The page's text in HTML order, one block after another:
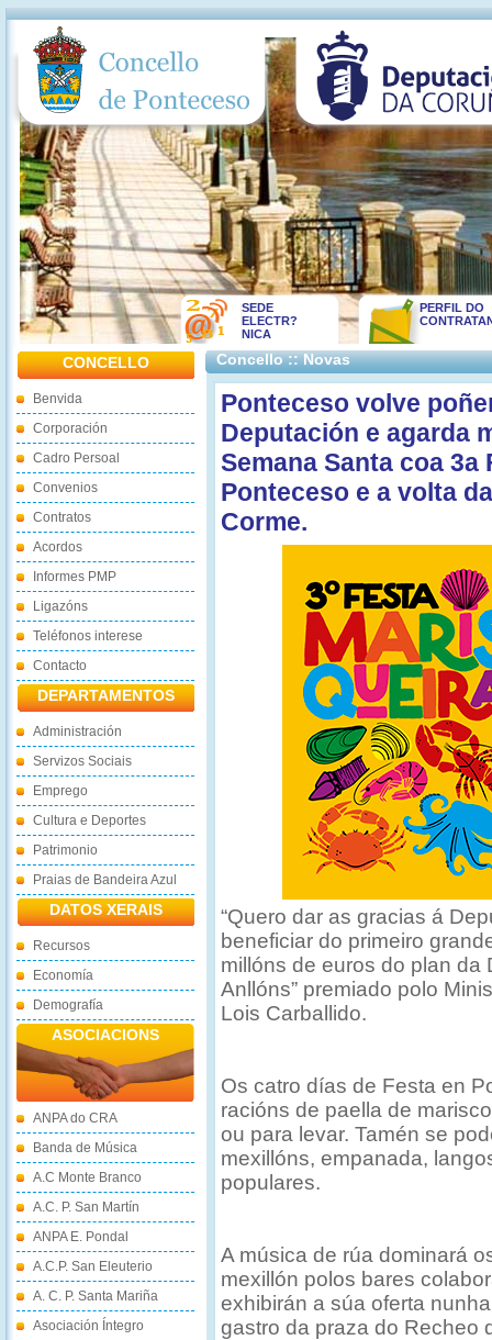
SEDE
ELECTR?
NICA
PERFIL DO
CONCELLO
Benvida
Corporación
Cadro Persoal
Convenios
Contratos
Acordos
Informes PMP
Ligazóns
Teléfonos interese
Contacto
DEPARTAMENTOS
Administración
Servizos Sociais
Emprego
Cultura e Deportes
Patrimonio
Praias de Bandeira Azul
DATOS XERAIS
Recursos
Economía
Demografía
ASOCIACIONS
ANPA do CRA
Banda de Música
A.C Monte Branco
A.C. P. San Martín
ANPA E. Pondal
A.C.P. San Eleuterio
A. C. P. Santa Mariña
Asociación Íntegro
Concello :: Novas
Ponteceso volve
Deputación e agarda
Semana Santa coa
Ponteceso e a volta
Corme.
“Quero dar as gracias á
beneficiar do primeiro
millóns de euros do plan da
Anllóns” premiado polo
Lois Carballido.
Os catro días de Festa en
racións de paella de
ou para levar. Tamén se
mexillóns, empanada,
populares.
A música de rúa dominará
mexillón polos bares
exhibirán a súa oferta
gastro da praza do Recheo